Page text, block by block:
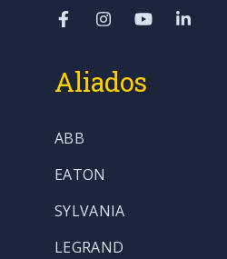
Aliados
ABB
EATON
SYLVANIA
LEGRAND